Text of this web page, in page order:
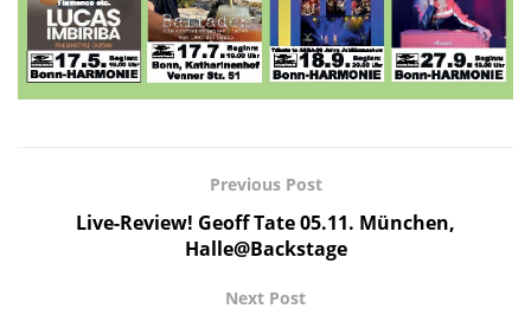
Previous Post
Live-Review! Geoff Tate 05.11. München,
Halle@Backstage
Next Post